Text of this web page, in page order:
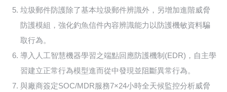
垃圾郵件防護除了基本垃圾郵件辨識外，另增加進階威脅
防護模組，強化釣魚信件內容辨識能力以防護機敏資料騙
取行為。
導入人工智慧機器學習之端點回應防護機制(EDR)，自主學
習建立正常行為模型進而從中發現並阻斷異常行為。
與廠商簽定SOC/MDR服務7×24小時全天候監控分析威脅